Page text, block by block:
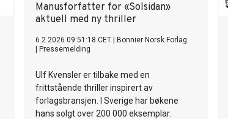
Manusforfatter for «Solsidan»
aktuell med ny thriller
6.2.2026 09:51:18 CET
Bonnier Norsk Forlag
Pressemelding
Ulf Kvensler er tilbake med en
frittstående thriller inspirert av
forlagsbransjen. I Sverige har bøkene
hans solgt over 200 000 eksemplar.